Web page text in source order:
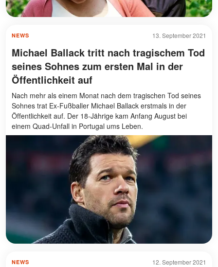
13. September 2021
NEWS
Michael Ballack tritt nach tragischem Tod
seines Sohnes zum ersten Mal in der
Öffentlichkeit auf
Nach mehr als einem Monat nach dem tragischen Tod seines
Sohnes trat Ex-Fußballer Michael Ballack erstmals in der
Öffentlichkeit auf. Der 18-Jährige kam Anfang August bei
einem Quad-Unfall in Portugal ums Leben.
12. September 2021
NEWS